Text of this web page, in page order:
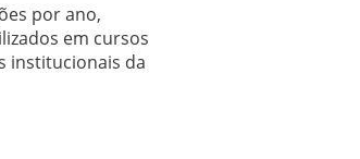
por ano,
em cursos
institucionais da